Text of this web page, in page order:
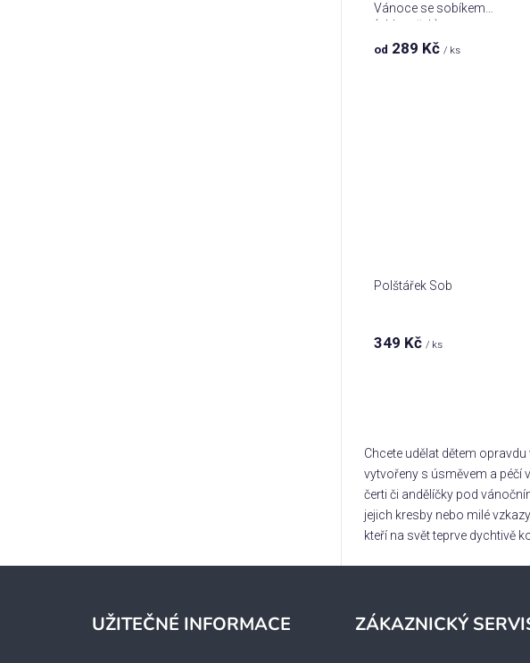
Vánoce se sobíkem
(chlapeček)
od 289 Kč / ks
Polštářek Sob
349 Kč / ks
Chcete udělat dětem
vytvořeny s úsměvem a péčí
čerti či andělíčky pod
jejich kresby nebo milé
kteří na svět teprve dychtivě
UŽITEČNÉ INFORMACE ZÁKAZNICKÝ